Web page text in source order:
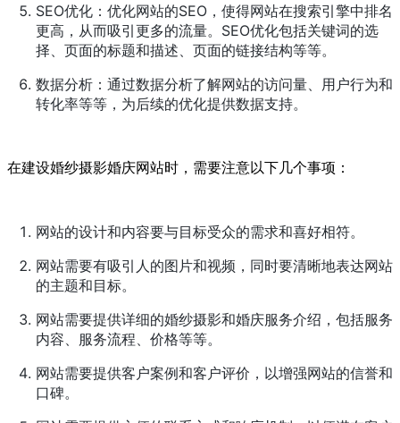
SEO优化：优化网站的SEO，使得网站在搜索引擎中排名
更高，从而吸引更多的流量。SEO优化包括关键词的选
择、页面的标题和描述、页面的链接结构等等。
数据分析：通过数据分析了解网站的访问量、用户行为和
转化率等等，为后续的优化提供数据支持。
在建设婚纱摄影婚庆网站时，需要注意以下几个事项：
网站的设计和内容要与目标受众的需求和喜好相符。
网站需要有吸引人的图片和视频，同时要清晰地表达网站
的主题和目标。
网站需要提供详细的婚纱摄影和婚庆服务介绍，包括服务
内容、服务流程、价格等等。
网站需要提供客户案例和客户评价，以增强网站的信誉和
口碑。